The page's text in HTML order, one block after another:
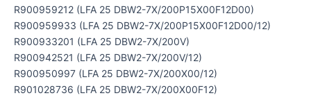
R900959212 (LFA 25 DBW2-7X/200P15X00F12D00)
R900959933 (LFA 25 DBW2-7X/200P15X00F12D00/12)
R900933201 (LFA 25 DBW2-7X/200V)
R900942521 (LFA 25 DBW2-7X/200V/12)
R900950997 (LFA 25 DBW2-7X/200X00/12)
R901028736 (LFA 25 DBW2-7X/200X00F12)